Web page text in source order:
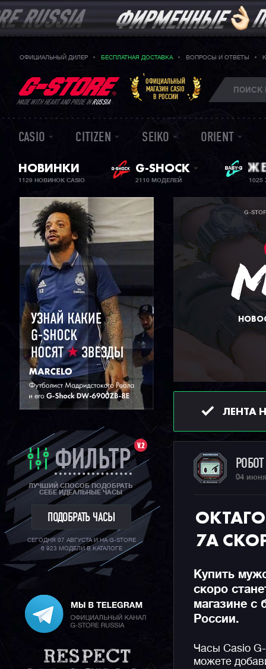
ОФИЦИАЛЬНЫЙ ДИЛЕР БЕСПЛАТНАЯ ДОСТАВКА ВОПРОСЫ И ОТВЕТЫ
MADE WITH HEART AND PRIDE INRUSSIA
ОФИЦИАЛЬНЫЙ
МАГАЗИН CASIO
В РОССИИ
CASIO CITIZEN SEIKO ORIENT
НОВИНКИ
1129 НОВИНОК CASIO
G-SHOCK
2110 МОДЕЛЕЙ
V.2
ФИЛЬТР
ЛУЧШИЙ СПОСОБ ПОДОБРАТЬ
СЕБЕ ИДЕАЛЬНЫЕ ЧАСЫ
ПОДОБРАТЬ ЧАСЫ
СЕГОДНЯ 07 АВГУСТА И НА G-STORE
6 923 МОДЕЛИ В КАТАЛОГЕ
G-
ЛЕНТА
04
7A
Купить
скоро
магазине с
России.
Часы Casio
можете